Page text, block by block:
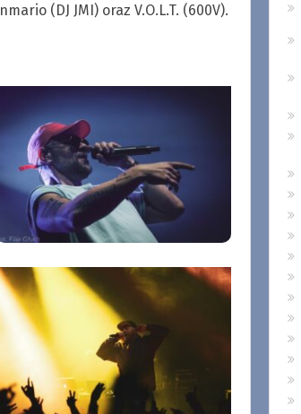
(DJ JMI) oraz V.O.L.T. (600V).